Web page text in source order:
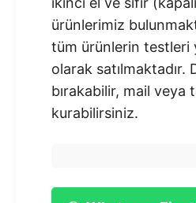
ürünlerimiz
tüm ürünlerin testleri
olarak satılmaktadır.
bırakabilir, mail
kurabilirsiniz.